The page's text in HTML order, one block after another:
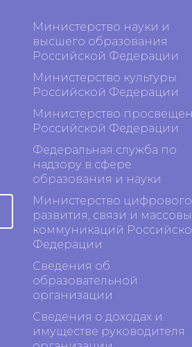
Министерство науки и
высшего образования
Российской Федерации
Министерство культуры
Российской Федерации
Министерство
Российской Федерации
Федеральная служба по
надзору в сфере
образования и науки
Министерство цифрового
развития, связи и
коммуникаций
Федерации
Сведения об
образовательной
организации
Сведения о доходах и
имуществе руководителя